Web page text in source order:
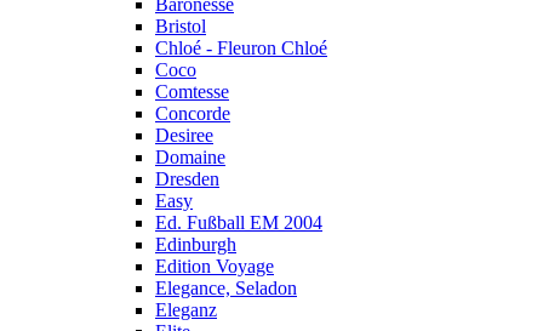
Baronesse
Bristol
Chloé - Fleuron Chloé
Coco
Comtesse
Concorde
Desiree
Domaine
Dresden
Easy
Ed. Fußball EM 2004
Edinburgh
Edition Voyage
Elegance, Seladon
Eleganz